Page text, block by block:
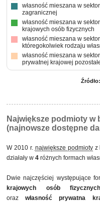
własność mieszana w
zagranicznej
własność mieszana w
krajowych osób fizycznych
własność mieszana w
któregokolwiek rodzaju
własność mieszana w
prywatnej krajowej
Źródło:
Największe podmioty w
(najnowsze dostępne
W 2010 r. największe podmiotyz
działały w 4 różnych formach
Dwie najczęściej występujące
krajowych osób fizycznych
orazwłasność prywatna